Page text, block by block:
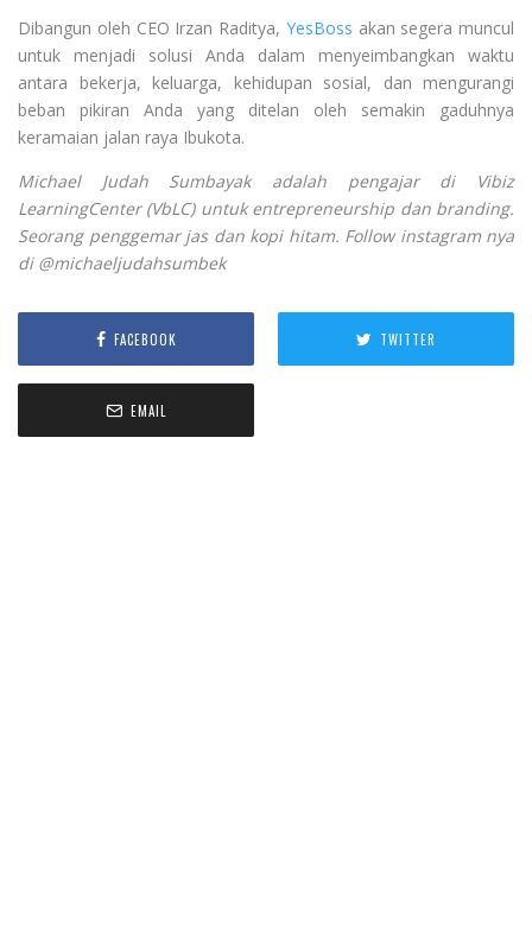
Dibangun oleh CEO Irzan Raditya, YesBoss akan segera muncul
untuk menjadi solusi Anda dalam menyeimbangkan waktu
antara bekerja, keluarga, kehidupan sosial, dan mengurangi
beban pikiran Anda yang ditelan oleh semakin gaduhnya
keramaian jalan raya Ibukota.
Michael Judah Sumbayak adalah pengajar di Vibiz
LearningCenter (VbLC) untuk entrepreneurship dan branding.
Seorang penggemar jas dan kopi hitam. Follow instagram nya
di @michaeljudahsumbek
FACEBOOK TWITTER
EMAIL